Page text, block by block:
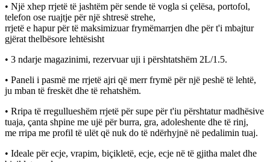
• Një xhep rrjetë të jashtëm për sende të vogla si çelësa, portofol,
telefon ose ruajtje për një shtresë strehe,
rrjetë e hapur për të maksimizuar frymëmarrjen dhe për t'i mbajtur
gjërat thelbësore lehtësisht
• 3 ndarje magazinimi, rezervuar uji i përshtatshëm 2L/1.5.
• Paneli i pasmë me rrjetë ajri që merr frymë për një peshë të lehtë,
ju mban të freskët dhe të rehatshëm.
• Rripa të rregullueshëm rrjetë për supe për t'iu përshtatur madhësive
tuaja, çanta shpine me ujë për burra, gra, adoleshente dhe të rinj,
me rripa me profil të ulët që nuk do të ndërhyjnë në pedalimin tuaj.
• Ideale për ecje, vrapim, biçikletë, ecje, ecje në të gjitha malet dhe